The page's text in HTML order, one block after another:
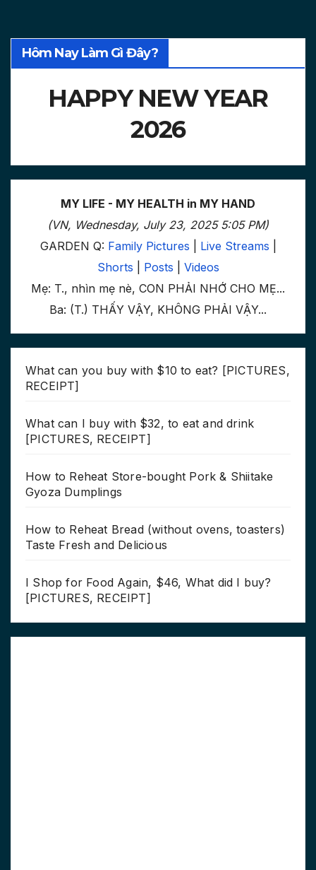
Hôm Nay Làm Gì Đây?
HAPPY NEW YEAR
2026
MY LIFE - MY HEALTH in MY HAND
(VN, Wednesday, July 23, 2025 5:05 PM)
GARDEN Q: Family Pictures Live Streams
Shorts
Posts
Videos
Mẹ: T., nhìn mẹ nè, CON PHẢI NHỚ CHO MẸ...
Ba: (T.) THẤY VẬY, KHÔNG PHẢI VẬY...
What can you buy with $10 to eat? [PICTURES,
RECEIPT]
What can I buy with $32, to eat and drink
[PICTURES, RECEIPT]
How to Reheat Store-bought Pork & Shiitake
Gyoza Dumplings
How to Reheat Bread (without ovens, toasters)
Taste Fresh and Delicious
I Shop for Food Again, $46, What did I buy?
[PICTURES, RECEIPT]